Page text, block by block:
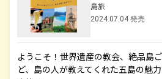
島旅
2024.07.04 発売
ようこそ！世界遺産の教会、絶品島
ど、島の人が教えてくれた五島の魅